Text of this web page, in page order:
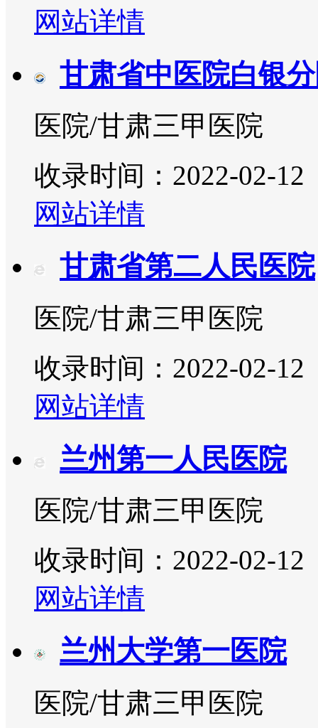
网站详情
甘肃省中医院白银
医院/甘肃三甲医院
收录时间：2022-02-12
网站详情
甘肃省第二人民医院
医院/甘肃三甲医院
收录时间：2022-02-12
网站详情
兰州第一人民医院
医院/甘肃三甲医院
收录时间：2022-02-12
网站详情
兰州大学第一医院
医院/甘肃三甲医院